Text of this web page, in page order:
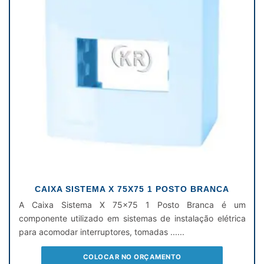
CAIXA SISTEMA X 75X75 1 POSTO BRANCA
A Caixa Sistema X 75x75 1 Posto Branca é um
componente utilizado em sistemas de instalação elétrica
para acomodar interruptores, tomadas ......
COLOCAR NO ORÇAMENTO